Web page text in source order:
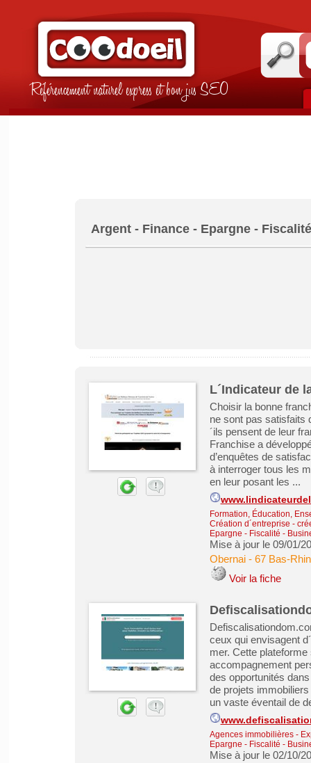
Référencement naturel express et bon jus SEO
Argent - Finance - Epargne - Fiscalité
L´Indicateur de
Choisir la bonne
ne sont pas satisfaits
´ils pensent de leur
Franchise a
d’enquêtes de
à interroger tous les
en leur posant les ...
Formation, Éducation,
Création d´entreprise -
Epargne - Fiscalité -
Mise à jour le 09/01/
Obernai- 67 Bas-Rhin
Voir la fiche
ceux qui envisagent
mer. Cette
accompagnement
des opportunités
de projets
un vaste éventail de
Agences immobilières -
Epargne - Fiscalité -
Mise à jour le 02/10/